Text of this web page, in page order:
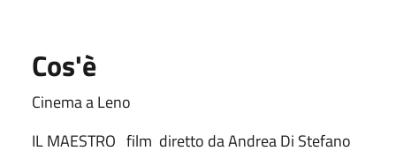
Cos'è
Cinema a Leno
IL MAESTRO film diretto da Andrea Di Stefano